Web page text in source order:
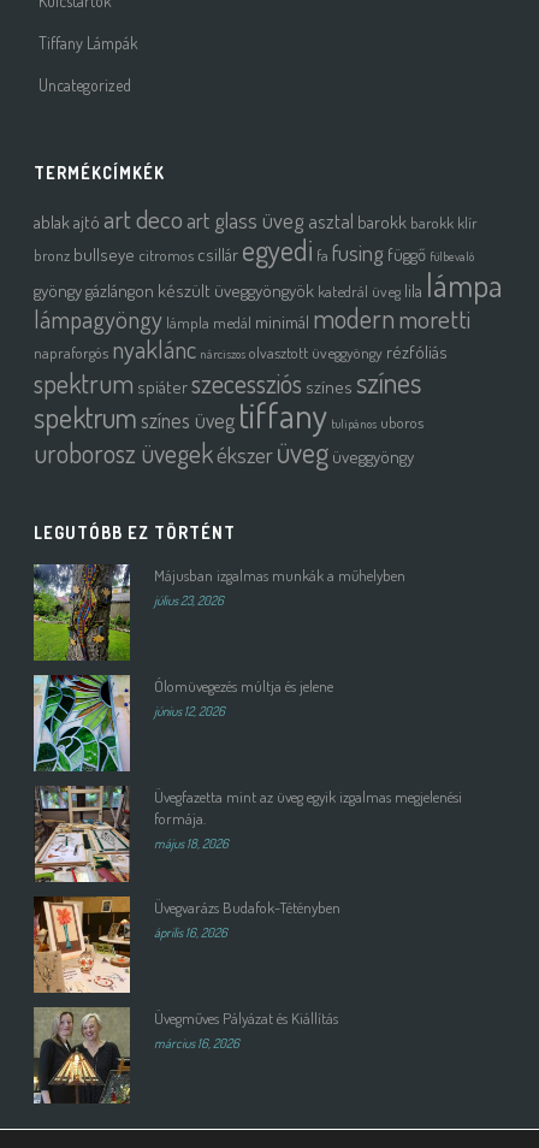
Tiffany Lámpák
Uncategorized
TERMÉKCÍMKÉK
ablak ajtó art deco art glass üvegasztal barokk barokk klír
bronz bullseye citromos csillár egyedi fa fusing függő fülbevaló
gyöngygázlángon készült üveggyöngyök katedrál üveg lila lámpa
lámpagyöngy lámpla medál minimál modernmoretti
napraforgós nyaklánc nárciszos olvasztott üveggyöngy rézfóliás
spektrum spiáterszecessziós színes színes
spektrumszínes üveg tiffany tulipános uboros
uroborosz üvegekékszerüveg üveggyöngy
LEGUTÓBB EZ TÖRTÉNT
Májusban izgalmas munkák a műhelyben
július 23, 2026
Ólomüvegezés múltja és jelene
június 12, 2026
Üvegfazetta mint az üveg egyik izgalmas megjelenési
formája.
május 18, 2026
Üvegvarázs Budafok-Tétényben
április 16, 2026
Üvegműves Pályázat és Kiállítás
március 16, 2026